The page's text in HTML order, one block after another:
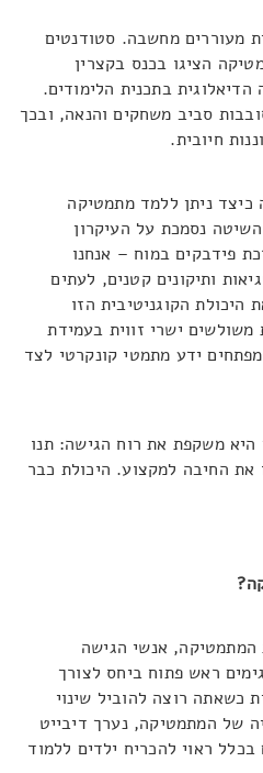
מעוררים מחשבה. סטודנטים
הציגו בכנס בקצרין
בתכנית הלימודים.
סביב משחקים והנאה, ובכך
חיובית.
ניתן ללמד מתמטיקה
נסמכת על העיקרון
פידבקים במוח – אנחנו
ותיקונים קטנים, לעתים
הקוגניטיבית הזו
משולשים ישרי זווית בעמידת
ידע מתמטי קונקרטי לצד
משקפת את רוח הגישה: תנו
את החיבה למקצוע. היכולת כבר
אנשי הגישה
ראש פתוח ביחס לצורך
כשאתה רוצה להוביל שינוי
של המתמטיקה, נערך דיבייט
ראוי להכריח ילדים ללמוד